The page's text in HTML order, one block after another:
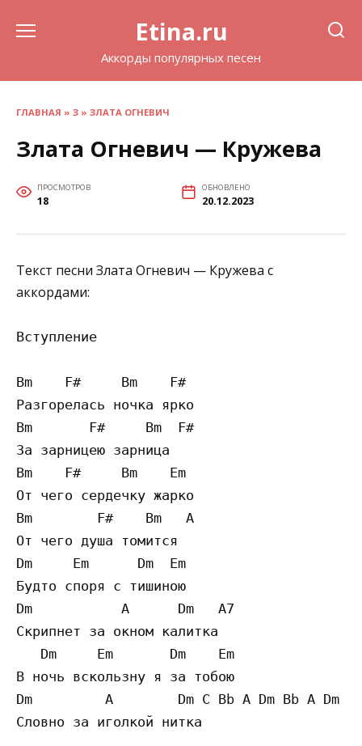
Etina.ru
Аккорды популярных песен
ГЛАВНАЯ » З » ЗЛАТА ОГНЕВИЧ
Злата Огневич — Кружева
ПРОСМОТРОВ
18
ОБНОВЛЕНО
20.12.2023
Текст песни Злата Огневич — Кружева с
аккордами:
Вступление
Bm    F#     Bm    F#
Разгорелась ночка ярко
Bm       F#     Bm  F#
За зарницею зарница
Bm    F#     Bm    Em
От чего сердечку жарко
Bm        F#    Bm   A
От чего душа томится
Dm     Em      Dm  Em
Будто споря с тишиною
Dm           A      Dm   A7
Скрипнет за окном калитка
   Dm     Em       Dm    Em
В ночь вскользну я за тобою
Dm         A        Dm C Bb A Dm Bb A Dm
Словно за иголкой нитка